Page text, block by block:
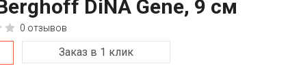
DiNA Gene, 9 см
0 отзывов
Заказ в 1 клик